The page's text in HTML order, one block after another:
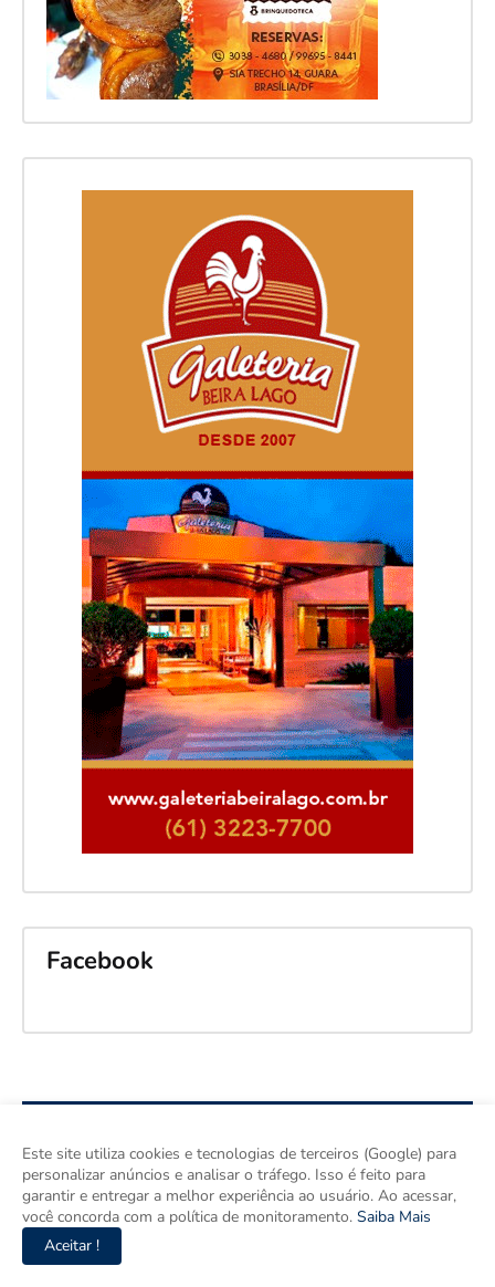
Facebook
Este site utiliza cookies e tecnologias de terceiros (Google) para
personalizar anúncios e analisar o tráfego. Isso é feito para
garantir e entregar a melhor experiência ao usuário. Ao acessar,
você concorda com a política de monitoramento. Saiba Mais
Aceitar !